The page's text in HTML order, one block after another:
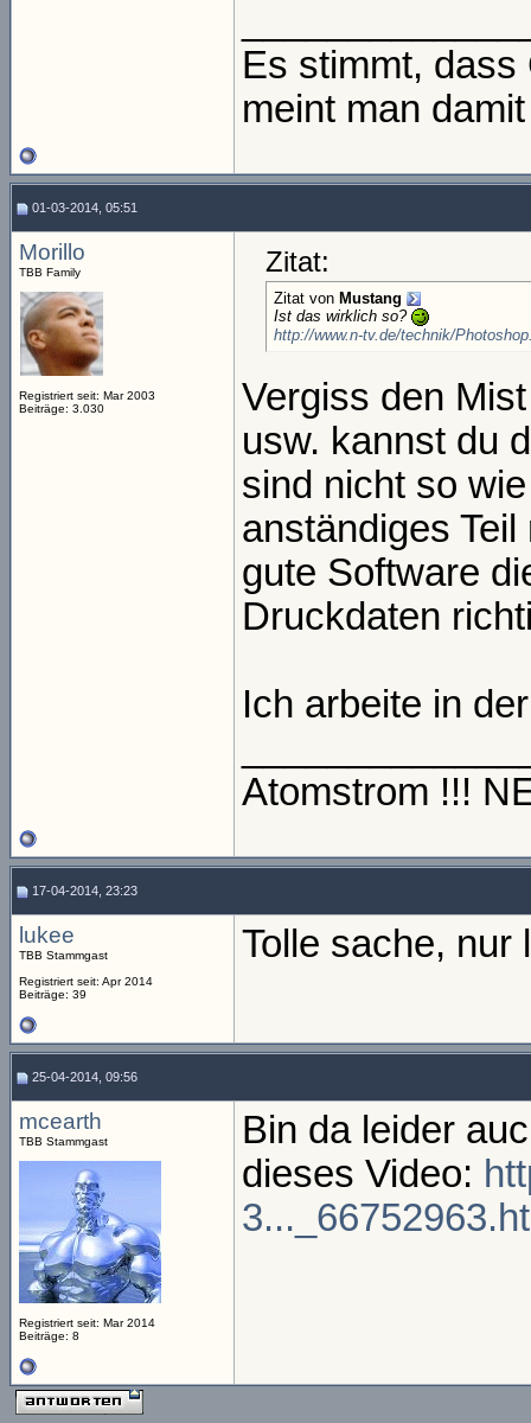
Es stimmt, dass
meint man
01-03-2014, 05:51
Morillo
TBB Family
Registriert seit: Mar 2003
Beiträge: 3.030
Zitat:
Zitat von Mustang
Ist das wirklich so?
http://www.n-tv.de/technik/
Vergiss den
usw. kannst du
sind nicht so
anständiges
gute Software
Druckdaten
Ich arbeite in
Atomstrom !!!
17-04-2014, 23:23
lukee
TBB Stammgast
Registriert seit: Apr 2014
Beiträge: 39
Tolle sache, nur
25-04-2014, 09:56
mcearth
TBB Stammgast
Registriert seit: Mar 2014
Beiträge: 8
Bin da leider
dieses Video: